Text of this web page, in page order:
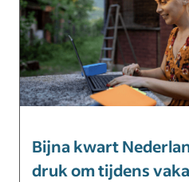
Bijna kwart
druk om tijdens